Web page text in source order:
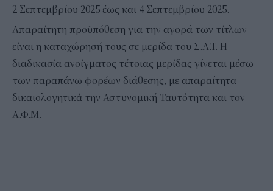
2 Σεπτεμβρίου 2025 έως και 4 Σεπτεμβρίου 2025.
Απαραίτητη προϋπόθεση για την αγορά των τίτλων
είναι η καταχώρησή τους σε μερίδα του Σ.Α.Τ. Η
διαδικασία ανοίγματος τέτοιας μερίδας γίνεται μέσω
των παραπάνω φορέων διάθεσης, με απαραίτητα
δικαιολογητικά την Αστυνομική Ταυτότητα και τον
Α.Φ.Μ.